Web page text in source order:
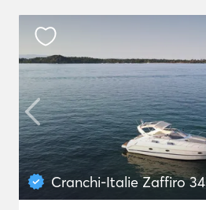
Cranchi-Italie Zaffiro 34